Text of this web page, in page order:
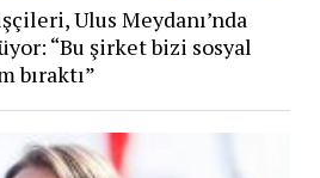
Ulus Meydanı’nda
“Bu şirket bizi sosyal
bıraktı”